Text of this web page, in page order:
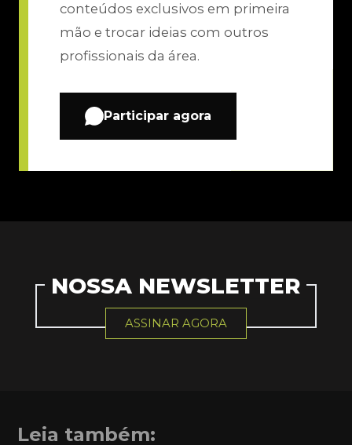
conteúdos exclusivos em primeira
mão e trocar ideias com outros
profissionais da área.
Participar agora
NOSSA NEWSLETTER
ASSINAR AGORA
Leia também: